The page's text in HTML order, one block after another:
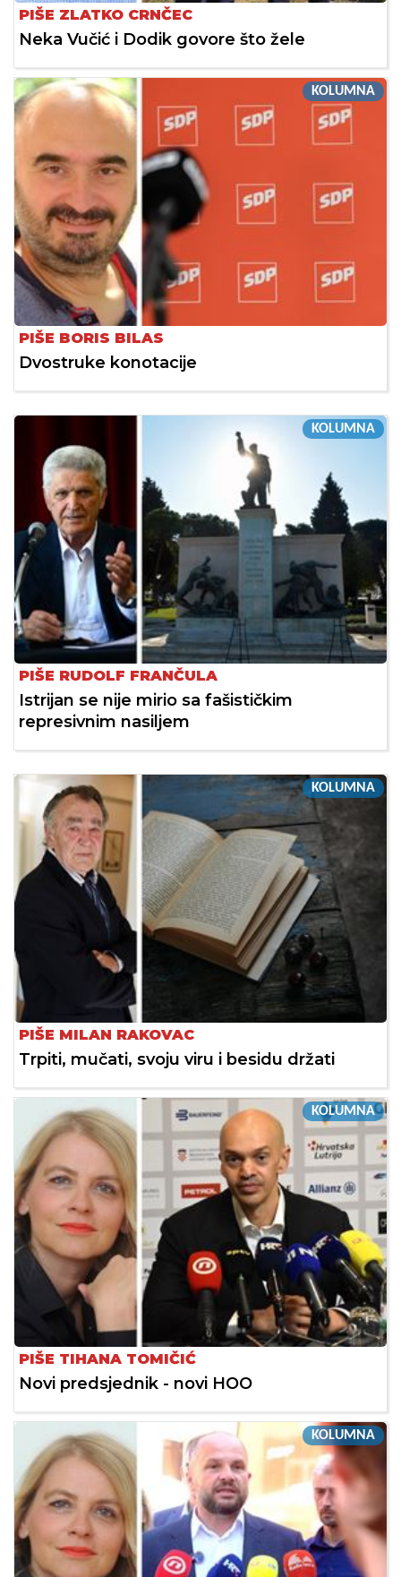
PIŠE ZLATKO CRNČEC
Neka Vučić i Dodik govore što žele
KOLUMNA
PIŠE BORIS BILAS
Dvostruke konotacije
KOLUMNA
PIŠE RUDOLF FRANČULA
Istrijan se nije mirio sa fašističkim
represivnim nasiljem
KOLUMNA
PIŠE MILAN RAKOVAC
Trpiti, mučati, svoju viru i besidu držati
KOLUMNA
PIŠE TIHANA TOMIČIĆ
Novi predsjednik - novi HOO
KOLUMNA